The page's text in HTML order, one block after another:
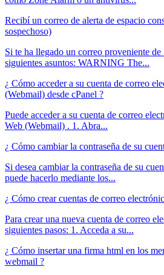
Recibí un correo de alerta de espacio
sospechoso)
Si te ha llegado un correo proveniente
siguientes asuntos: WARNING The...
¿ Cómo acceder a su cuenta de correo
(Webmail) desde cPanel ?
Puede acceder a su cuenta de correo
Web (Webmail) . 1. Abra...
¿ Cómo cambiar la contraseña de su
Si desea cambiar la contraseña de su
puede hacerlo mediante los...
¿ Cómo crear cuentas de correo
Para crear una nueva cuenta de correo
siguientes pasos: 1. Acceda a su...
¿ Cómo insertar una firma html en los
webmail ?